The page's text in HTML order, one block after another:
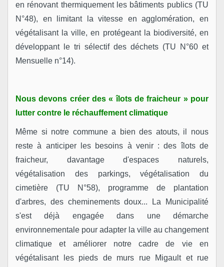
en rénovant thermiquement les bâtiments publics (TU
N°48), en limitant la vitesse en agglomération, en
végétalisant la ville, en protégeant la biodiversité, en
développant le tri sélectif des déchets (TU N°60 et
Mensuelle n°14).
Nous devons créer des « îlots de fraicheur » pour
lutter contre le réchauffement climatique
Même si notre commune a bien des atouts, il nous
reste à anticiper les besoins à venir : des îlots de
fraicheur, davantage d'espaces naturels,
végétalisation des parkings, végétalisation du
cimetière (TU N°58), programme de plantation
d'arbres, des cheminements doux... La Municipalité
s'est déjà engagée dans une démarche
environnementale pour adapter la ville au changement
climatique et améliorer notre cadre de vie en
végétalisant les pieds de murs rue Migault et rue